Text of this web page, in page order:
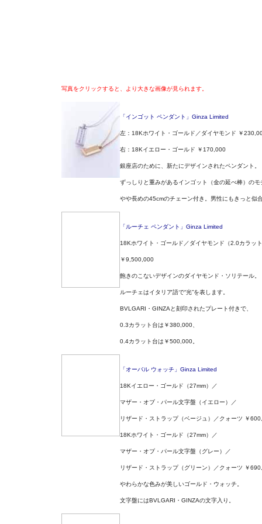
写真をクリックすると、より大きな画像が見られます。
「インゴット ペンダント」Ginza Limited
左：18Kホワイト・ゴールド／ダイヤモンド ￥
右：18Kイエロー・ゴールド ￥170,000
銀座店のために、新たにデザインされたペンダント。
ずっしりと重みがあるインゴット（金の延べ棒）のモ
やや長めの45cmのチェーン付き。男性にもきっと似合
「ルーチェ ペンダント」Ginza Limited
18Kホワイト・ゴールド／ダイヤモンド（2.0カラット
￥9,500,000
飽きのこないデザインのダイヤモンド・ソリテール。
ルーチェはイタリア語で“光”を表します。
BVLGARI・GINZAと刻印されたプレート付きで、
0.3カラット台は￥380,000、
0.4カラット台は￥500,000。
「オーバル ウォッチ」Ginza Limited
18Kイエロー・ゴールド（27mm）／
マザー・オブ・パール文字盤（イエロー）／
リザード・ストラップ（ベージュ）／クォーツ ￥
18Kホワイト・ゴールド（27mm）／
マザー・オブ・パール文字盤（グレー）／
リザード・ストラップ（グリーン）／クォーツ ￥
やわらかな色みが美しいゴールド・ウォッチ。
文字盤にはBVLGARI・GINZAの文字入り。